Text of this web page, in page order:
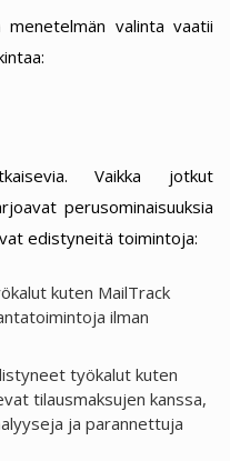
menetelmän valinta vaatii
Vaikka jotkut
perusominaisuuksia
edistyneitä toimintoja:
kuten MailTrack
ilman
työkalut kuten
tilausmaksujen kanssa,
ja parannettuja